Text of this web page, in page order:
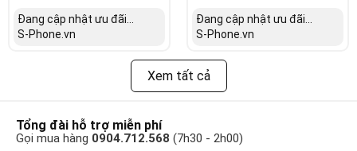
Đang cập nhật ưu đãi...
S-Phone.vn
Đang cập nhật ưu đãi...
S-Phone.vn
Xem tất cả
Tổng đài hỗ trợ miễn phí
Gọi mua hàng 0904.712.568 (7h30 - 2h00)